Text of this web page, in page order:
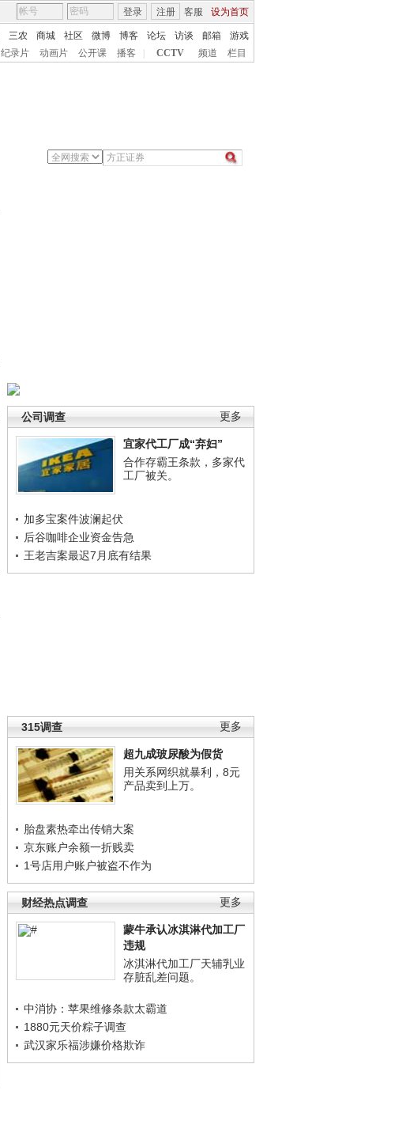
客服 设为首页
登录 注册
三农 商城 社区 微博 博客 论坛 访谈 邮箱
游戏
纪录片 动画片 公开课 播客 CCTV 频道 栏目
更多
公司调查
宜家代工厂成“弃妇”
合作存霸王条款，多家代
工厂被关。
加多宝案件波澜起伏
后谷咖啡企业资金告急
王老吉案最迟7月底有结果
更多
315调查
超九成玻尿酸为假货
用关系网织就暴利，8元
产品卖到上万。
胎盘素热牵出传销大案
京东账户余额一折贱卖
1号店用户账户被盗不作为
更多
财经热点调查
蒙牛承认冰淇淋代加工厂
违规
冰淇淋代加工厂天辅乳业
存脏乱差问题。
中消协：苹果维修条款太霸道
1880元天价粽子调查
武汉家乐福涉嫌价格欺诈